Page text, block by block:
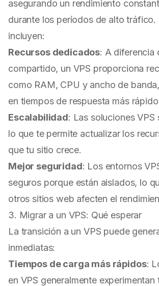
asegurando un rendimiento
durante los períodos de alto
incluyen:
Recursos dedicados: A diferencia
compartido, un VPS proporciona
como RAM, CPU y ancho de
en tiempos de respuesta más
Escalabilidad: Las soluciones VPS
lo que te permite actualizar los
que tu sitio crece.
Mejor seguridad: Los entornos
seguros porque están aislados, lo
otros sitios web afecten el
3. Migrar a un VPS: Qué esperar
La transición a un VPS puede
inmediatas:
Tiempos de carga más rápidos:
en VPS generalmente experimentan